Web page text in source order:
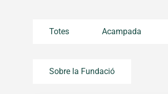
Totes Acampada
Sobre la Fundació